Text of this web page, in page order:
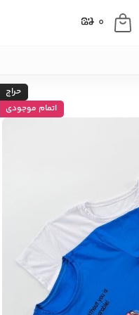
۰
حراج
اتمام موجودی